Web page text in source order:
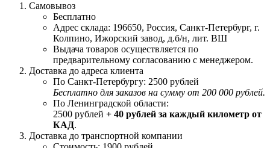
Самовывоз
Бесплатно
Адрес склада: 196650, Россия, Санкт-Петербург, г.
Колпино, Ижорский завод, д.б/н, лит. ВШ
Выдача товаров осуществляется по
предварительному согласованию с менеджером.
Доставка до адреса клиента
По Санкт-Петербургу: 2500 рублей
Бесплатно для заказов на сумму от 200 000 рублей.
По Ленинградской области:
2500 рублей + 40 рублей за каждый километр от
КАД.
Доставка до транспортной компании